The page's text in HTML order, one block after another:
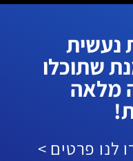
נעשית
שתוכלו
מלאה
לנו פרטים >